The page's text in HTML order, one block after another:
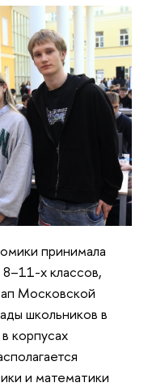
принимала
х классов,
Московской
школьников в
корпусах
и математики